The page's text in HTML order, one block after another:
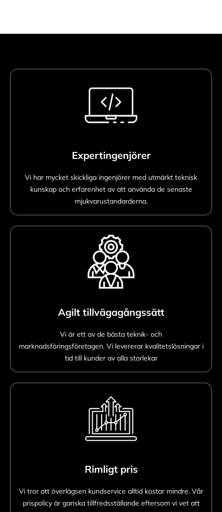
Expertingenjörer
Vi har mycket skickliga ingenjörer med utmärkt teknisk
kunskap och erfarenhet av att använda de senaste
mjukvarustandarderna.
Agilt tillvägagångssätt
Vi är ett av de bästa teknik- och
marknadsföringsföretagen. Vi levererar kvalitetslösningar i
tid till kunder av alla storlekar
Rimligt pris
Vi tror att överlägsen kundservice alltid kostar mindre. Vår
prispolicy är ganska tillfredsställande eftersom vi vet att